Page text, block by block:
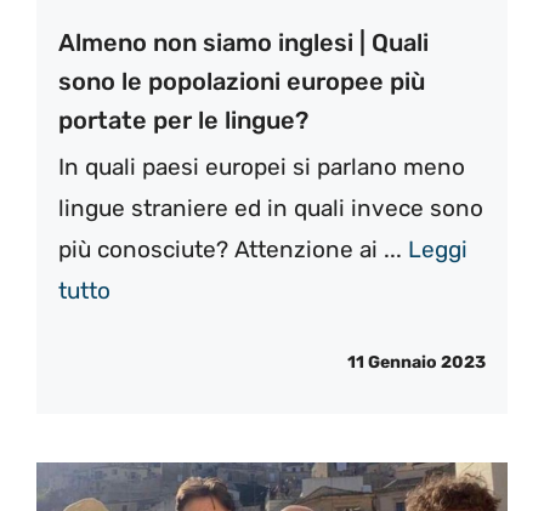
Almeno non siamo inglesi | Quali
sono le popolazioni europee più
portate per le lingue?
In quali paesi europei si parlano meno
lingue straniere ed in quali invece sono
più conosciute? Attenzione ai ... Leggi
tutto
11 Gennaio 2023